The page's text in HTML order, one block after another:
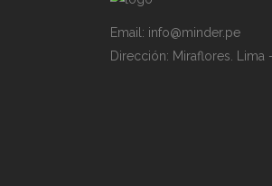
Email: info@minder.pe
Dirección: Miraflores. Lima